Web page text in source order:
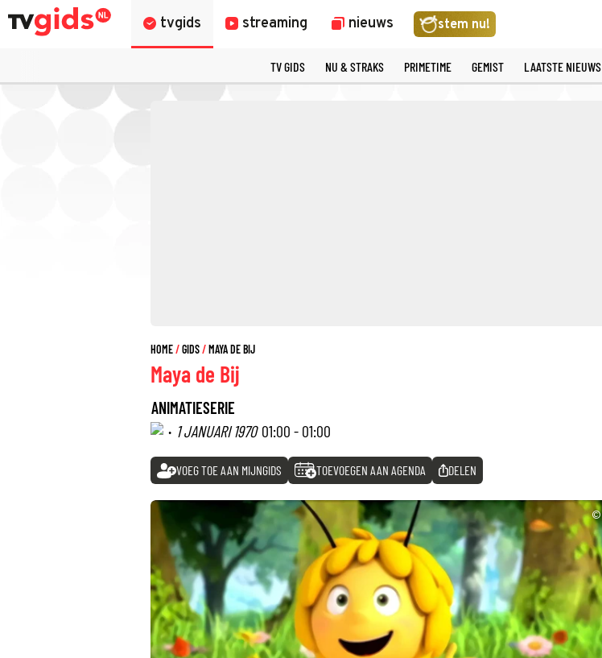
tvgids streaming nieuws stem nu!
TV GIDS NU & STRAKS PRIMETIME GEMIST LAATSTE NIEUWS
HOME GIDS MAYA DE BIJ
Maya de Bij
ANIMATIESERIE
· 1 JANUARI 1970 01:00 - 01:00
VOEG TOE AAN MIJNGIDS TOEVOEGEN AAN AGENDA DELEN
©